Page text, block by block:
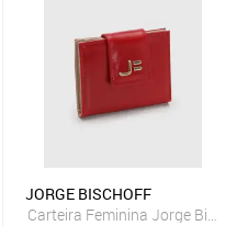
Preto
JORGE BISCHOFF
Carteira Feminina Jorge